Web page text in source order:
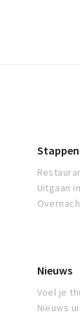
Stappen
Uitgaan
Nieuws
Voel je
Nieuws